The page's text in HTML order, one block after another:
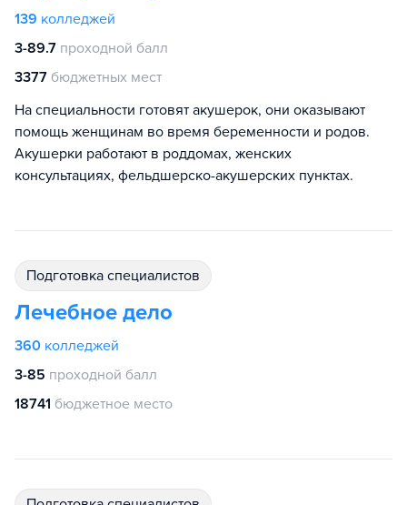
139 колледжей
3-89.7 проходной балл
3377 бюджетных мест
На специальности готовят акушерок, они оказывают
помощь женщинам во время беременности и родов.
Акушерки работают в роддомах, женских
консультациях, фельдшерско-акушерских пунктах.
подготовка специалистов
Лечебное дело
360 колледжей
3-85 проходной балл
18741 бюджетное место